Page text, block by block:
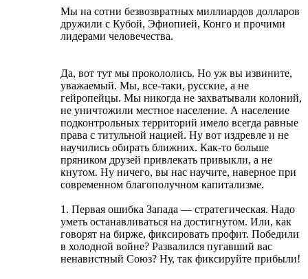
Мы на сотни безвозвратных миллиардов долларов
дружили с Кубой, Эфиопией, Конго и прочими
лидерами человечества.
Да, вот тут мы прокололись. Но уж вы извините,
уважаемый. Мы, все-таки, русские, а не
гейропейцы. Мы никогда не захватывали колоний,
не уничтожили местное население. А население
подконтрольных территорий имело всегда равные
права с титульной нацией. Ну вот издревле и не
научились обирать ближних. Как-то больше
пряником друзей привлекать привыкли, а не
кнутом. Ну ничего, вы нас научите, наверное при
современном благополучном капитализме.
1. Первая ошибка Запада — стратегическая. Надо
уметь останавливаться на достигнутом. Или, как
говорят на бирже, фиксировать профит. Победили
в холодной войне? Развалился пугавший вас
ненавистный Союз? Ну, так фиксируйте прибыли!